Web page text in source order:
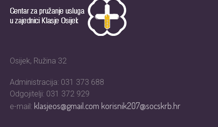
Osijek, Ružina 32
Administracija: 031 373 688
Odgojitelji: 031 372 929
e-mail: klasjeos@gmail.comkorisnik207@socskrb.hr